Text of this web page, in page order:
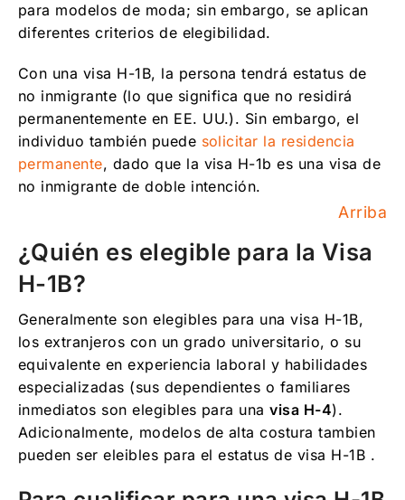
para modelos de moda; sin embargo, se aplican
diferentes criterios de elegibilidad.
Con una visa H-1B, la persona tendrá estatus de
no inmigrante (lo que significa que no residirá
permanentemente en EE. UU.). Sin embargo, el
individuo también puede solicitar la residencia
permanente, dado que la visa H-1b es una visa de
no inmigrante de doble intención.
Arriba
¿Quién es elegible para la Visa
H-1B?
Generalmente son elegibles para una visa H-1B,
los extranjeros con un grado universitario, o su
equivalente en experiencia laboral y habilidades
especializadas (sus dependientes o familiares
inmediatos son elegibles para unavisa H-4).
Adicionalmente, modelos de alta costura tambien
pueden ser eleibles para el estatus de visa H-1B .